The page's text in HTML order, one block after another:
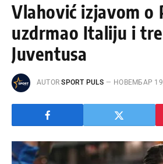
Vlahović izjavom o
uzdrmao Italiju i
Juventusa
AUTOR SPORT PULS НОВЕМБАР